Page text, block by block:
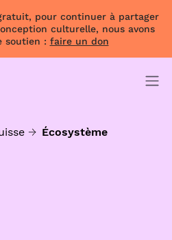
pour continuer à partager
culturelle, nous avons
soutien : faire un don
Écosystème